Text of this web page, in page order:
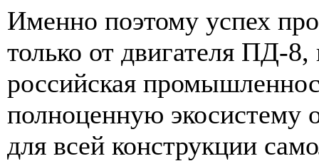
Именно поэтому успех
только от двигателя ПД-
российская
полноценную экосистему
для всей конструкции